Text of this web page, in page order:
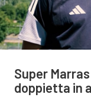
Super
doppietta in